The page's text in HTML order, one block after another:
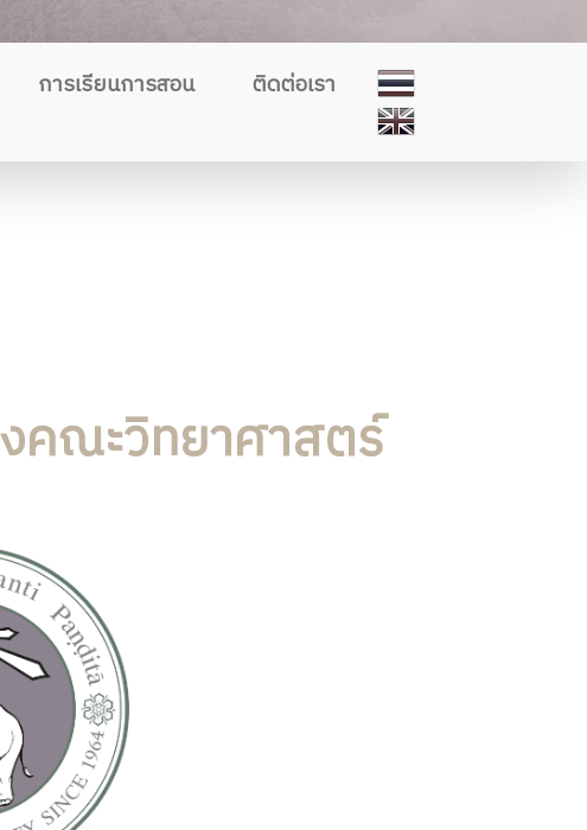
การเรียนการสอน ติดต่อเรา
คณะวิทยาศาสตร์